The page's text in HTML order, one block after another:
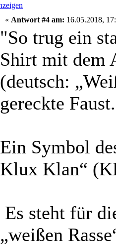
« Antwort #4 am: 16.05.2018,
"So trug ein
Shirt mit dem
(deutsch:
gereckte Faust.
Ein Symbol
Klux Klan“
Es steht für
„weißen